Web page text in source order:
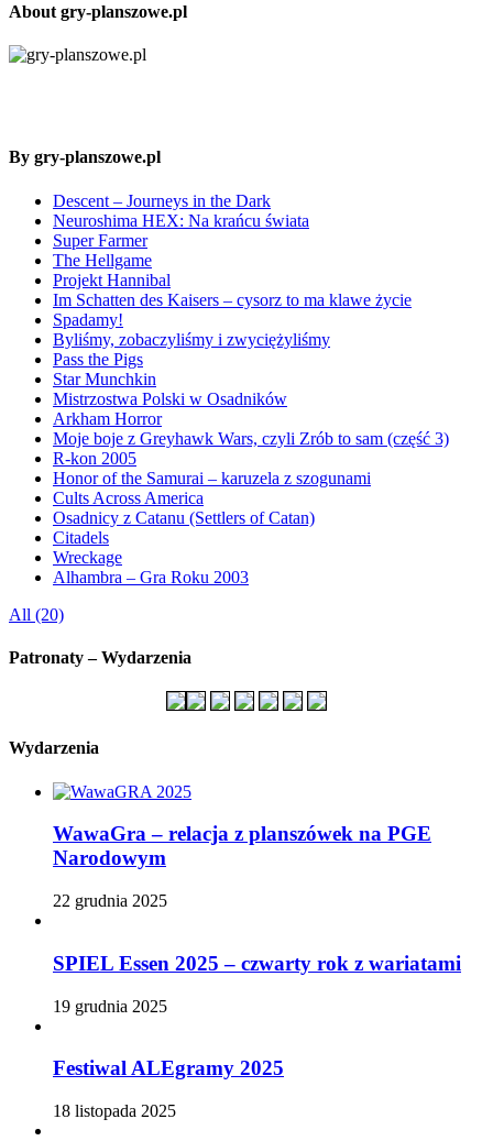
About gry-planszowe.pl
By gry-planszowe.pl
Descent – Journeys in the Dark
Neuroshima HEX: Na krańcu świata
Super Farmer
The Hellgame
Projekt Hannibal
Im Schatten des Kaisers – cysorz to ma klawe życie
Spadamy!
Byliśmy, zobaczyliśmy i zwyciężyliśmy
Pass the Pigs
Star Munchkin
Mistrzostwa Polski w Osadników
Arkham Horror
Moje boje z Greyhawk Wars, czyli Zrób to sam (część 3)
R-kon 2005
Honor of the Samurai – karuzela z szogunami
Cults Across America
Osadnicy z Catanu (Settlers of Catan)
Citadels
Wreckage
Alhambra – Gra Roku 2003
All (20)
Patronaty – Wydarzenia
Wydarzenia
WawaGra – relacja z planszówek na PGE
Narodowym
22 grudnia 2025
SPIEL Essen 2025 – czwarty rok z wariatami
19 grudnia 2025
Festiwal ALEgramy 2025
18 listopada 2025